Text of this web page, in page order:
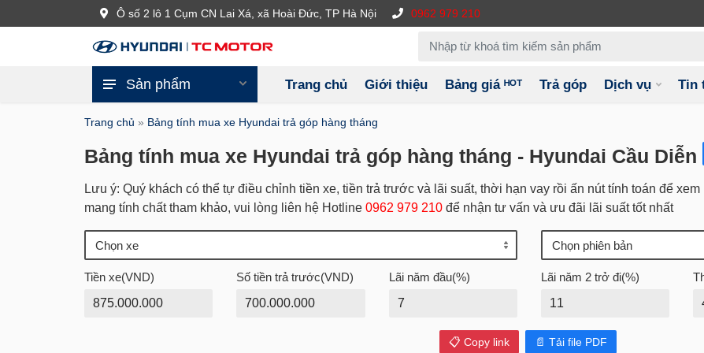
Ô số 2 lô 1 Cụm CN Lai Xá, xã Hoài Đức, TP Hà Nội 0962 979 210
Sản phẩm Trang chủ Giới thiệu Bảng giá ᴴᴼᵀ Trả góp Dịch vụ Tin
Trang chủ » Bảng tính mua xe Hyundai trả góp hàng tháng
Bảng tính mua xe Hyundai trả góp hàng tháng - Hyundai Cầu Diễn
Lưu ý: Quý khách có thể tự điều chỉnh tiền xe, tiền trả trước và lãi suất, thời hạn vay rồi ấn nút tính toán để
mang tính chất tham khảo, vui lòng liên hệ Hotline 0962 979 210 để nhận tư vấn và ưu đãi lãi suất tốt nhất
Tiền xe(VND) Số tiền trả trước(VND) Lãi năm đầu(%) Lãi năm 2 trở đi(%)
📋 Copy link 📄 Tải file PDF